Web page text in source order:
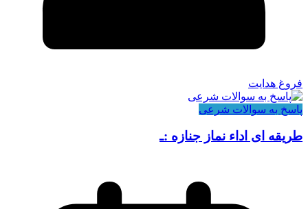
فروغ هدایت
پاسخ به سوالات شرعی
طریقه ای اداء نماز جنازه :ـ